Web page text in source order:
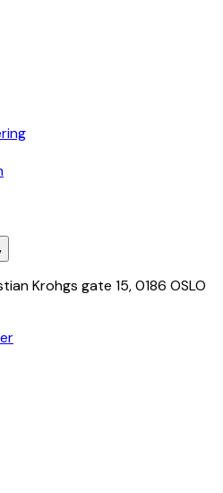
Krohgs gate 15, 0186 OSLO